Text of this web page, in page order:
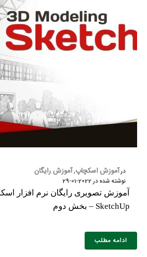
درآموزش اسکچاپ,آموزش رایگان
نوشته شده در2022-01-29
آموزش تصویری رایگان نرم افزار
SketchUp – بخش دوم
ادامه مطلب
شماره واتس‌اپ : *